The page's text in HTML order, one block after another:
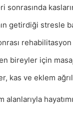
sonrasında
getirdiği stresle
bireyler için
kas ve eklem
alanlarıyla